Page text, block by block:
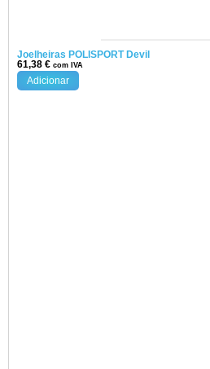
Joelheiras POLISPORT Devil
61,38 € com IVA
Adicionar